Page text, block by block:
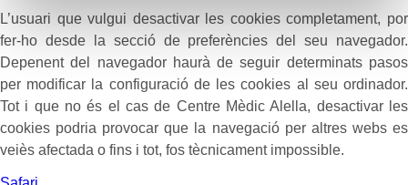
L’usuari que vulgui desactivar les cookies completament, por
fer-ho desde la secció de preferències del seu navegador.
Depenent del navegador haurà de seguir determinats pasos
per modificar la configuració de les cookies al seu ordinador.
Tot i que no és el cas de Centre Mèdic Alella, desactivar les
cookies podria provocar que la navegació per altres webs es
veiès afectada o fins i tot, fos tècnicament impossible.